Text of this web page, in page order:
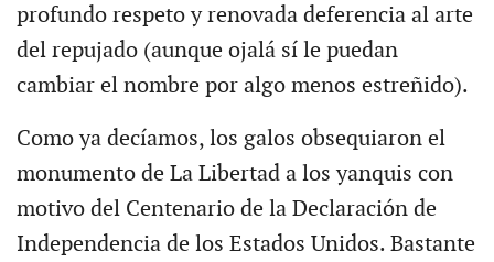
profundo respeto y renovada deferencia al arte
del repujado (aunque ojalá sí le puedan
cambiar el nombre por algo menos estreñido).
Como ya decíamos, los galos obsequiaron el
monumento de La Libertad a los yanquis con
motivo del Centenario de la Declaración de
Independencia de los Estados Unidos. Bastante